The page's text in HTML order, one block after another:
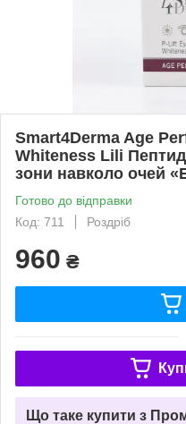
Smart4Derma Age
Whiteness Lili
зони навколо очей
Готово до відправки
Код: 711
Роздріб
960 ₴
Що таке купити з